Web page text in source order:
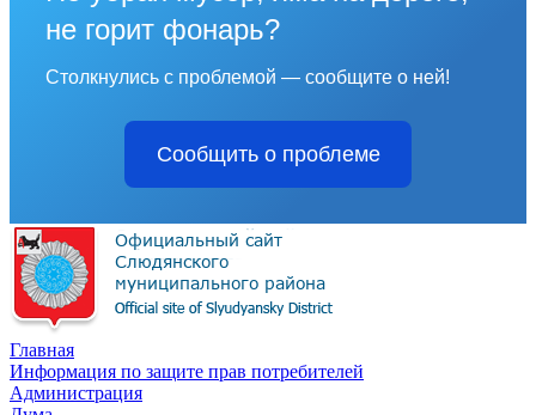
не горит фонарь?
Столкнулись с проблемой — сообщите о ней!
Сообщить о проблеме
Главная
Информация по защите прав потребителей
Администрация